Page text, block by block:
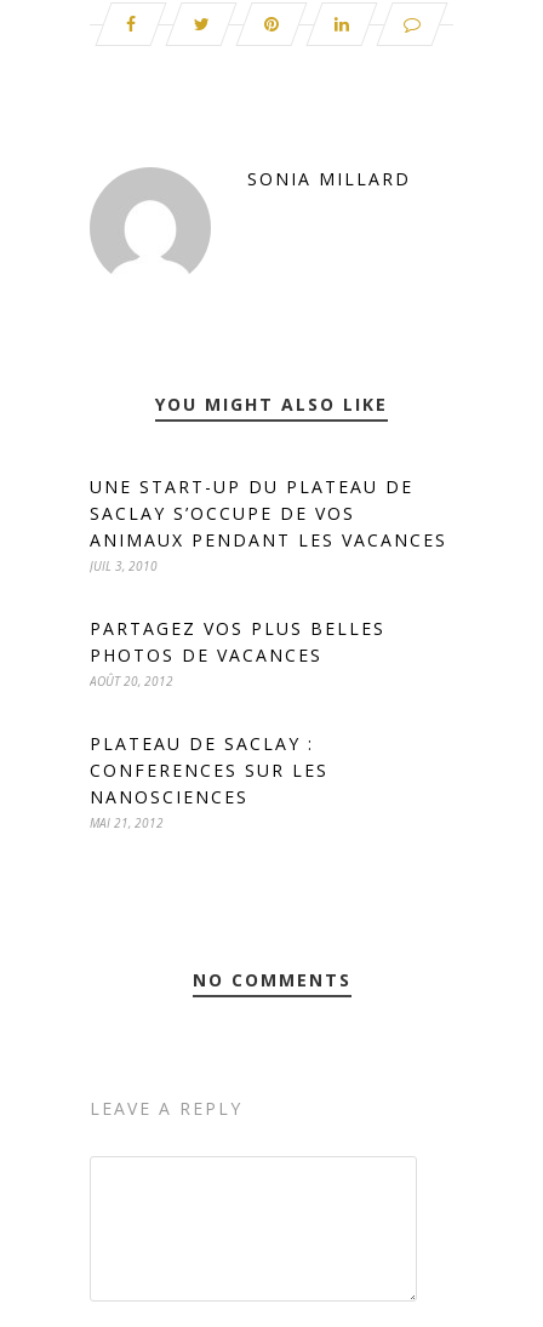
SONIA MILLARD
YOU MIGHT ALSO LIKE
UNE START-UP DU PLATEAU DE
SACLAY S’OCCUPE DE VOS
ANIMAUX PENDANT LES VACANCES
JUIL 3, 2010
PARTAGEZ VOS PLUS BELLES
PHOTOS DE VACANCES
AOÛT 20, 2012
PLATEAU DE SACLAY :
CONFERENCES SUR LES
NANOSCIENCES
MAI 21, 2012
NO COMMENTS
LEAVE A REPLY